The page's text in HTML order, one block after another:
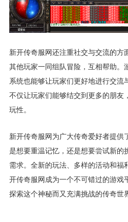
新开传奇服网还注重社交与交流的方
其他玩家一同组队冒险，互相帮助。
系统也能够让玩家们更好地进行交流
不仅让玩家们能够结交到更多的朋友
玩性。
新开传奇服网为广大传奇爱好者提供
是想要重温记忆，还是想要尝试新的
需求。全新的玩法、多样的活动和福
开传奇服网成为一个不可错过的游戏
探索这个神秘而又充满挑战的传奇世